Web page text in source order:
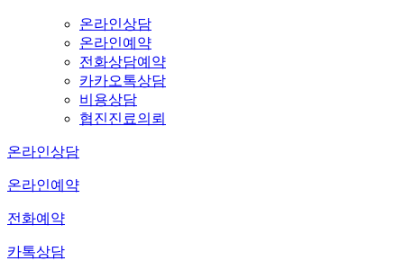
온라인상담
온라인예약
전화상담예약
카카오톡상담
비용상담
협진진료의뢰
온라인상담
온라인예약
전화예약
카톡상담